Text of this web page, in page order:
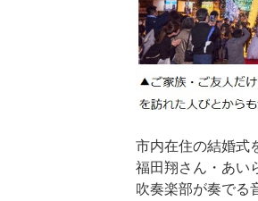
市内在住の結婚式
福田翔さん・あい
吹奏楽部が奏でる